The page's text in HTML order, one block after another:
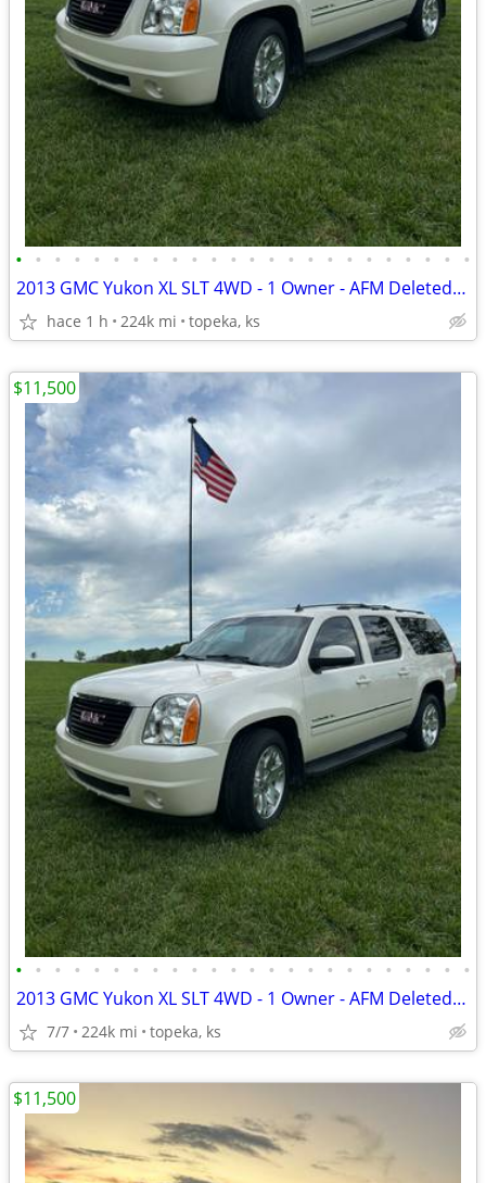
• • • • • • • • • • • • • • • • • • • • • • • •
2013 GMC Yukon XL SLT 4WD - 1 Owner - AFM Deleted - Full Records
hace 1 h 224k mi topeka, ks
• • • • • • • • • • • • • • • • • • • • • • • •
2013 GMC Yukon XL SLT 4WD - 1 Owner - AFM Deleted - Full Records
7/7 224k mi topeka, ks
$11,500
$11,500